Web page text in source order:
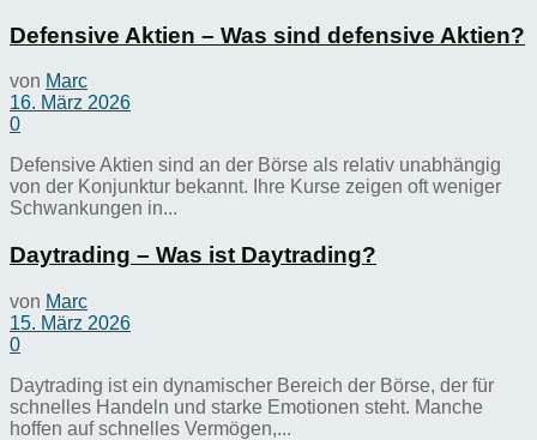
Defensive Aktien – Was sind defensive Aktien?
von Marc
16. März 2026
0
Defensive Aktien sind an der Börse als relativ unabhängig
von der Konjunktur bekannt. Ihre Kurse zeigen oft weniger
Schwankungen in...
Daytrading – Was ist Daytrading?
von Marc
15. März 2026
0
Daytrading ist ein dynamischer Bereich der Börse, der für
schnelles Handeln und starke Emotionen steht. Manche
hoffen auf schnelles Vermögen,...